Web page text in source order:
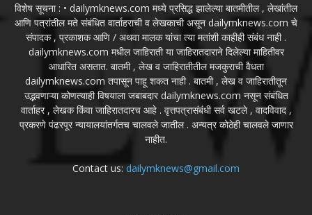
विशेष सूचना : • dailymknews.com मध्ये प्रसिद्ध झालेल्या बातमीतील , लेखांतील
आणि पत्रांतील मते संबंधित वार्ताहराची व लेखकाची असून dailymknews.com चे
संपादक , प्रकाशक आणि / अथवा मालक यांचा त्या मतांशी काहीही संबंध नाही .
dailymknews.com मधील जाहिराती या जाहिरातदाराने दिलेल्या माहितीवर
आधारित असतात. बातमी , लेख व जाहिरातीतील मजकुराची वैधता
dailymknews.com तपासून पाहू शकत नाही . बातमी , लेख व जाहिरातीतून
उद्भवणाऱ्या कोणत्याही विषयाला जबाबदार dailymknews.com नसून संबंधित
वार्ताहर , लेखक किंवा जाहिरातदारच आहे . वृत्तपत्रासंबंधी सर्व खटले , वादविवाद ,
प्रकरणे पंढरपूर न्यायालयांतर्गतच चालवले जातील . अन्यत्र कोठेही चालवले जाणार
नाहीत.
Contact us: dailymknews@gmail.com